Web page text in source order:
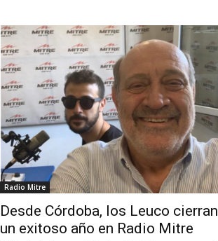
Radio Mitre
Desde Córdoba, los Leuco cierran
un exitoso año en Radio Mitre